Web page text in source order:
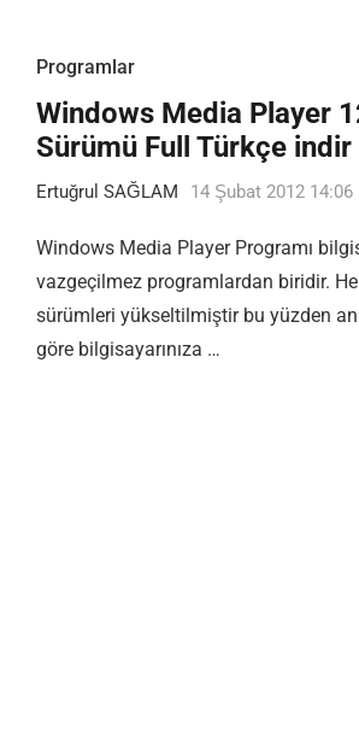
Programlar
Windows Media Player
Sürümü Full Türkçe indir
Ertuğrul SAĞLAM 14 Şubat 2012 14:06
Windows Media Player Programı
vazgeçilmez programlardan biridir.
sürümleri yükseltilmiştir bu yüzden
göre bilgisayarınıza …